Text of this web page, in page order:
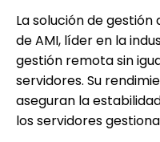
La solución de gestión
de AMI, líder en la
gestión remota sin
servidores. Su
aseguran la
los servidores